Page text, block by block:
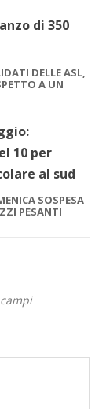
di 350
DELLE ASL,
A UN
10 per
al sud
SOSPESA
PESANTI